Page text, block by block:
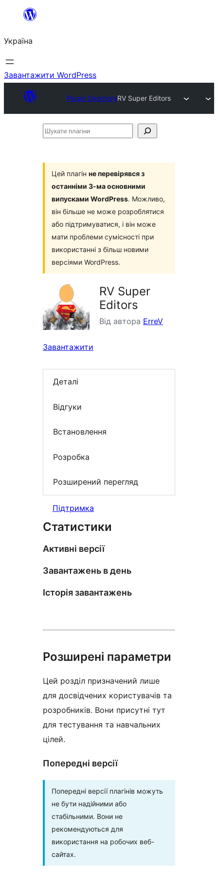
Перейти
вмісту
Україна
Завантажити WordPress
Plugin DirectoryRV Super Editors
Шукати
Цей плагін не перевірявся з
останніми 3-ма основними
випусками WordPress. Можливо,
він більше не може розроблятися
або підтримуватися, і він може
мати проблеми сумісності при
використанні з більш новими
версіями WordPress.
RV Super
Editors
Від автора ErreV
Завантажити
Деталі
Відгуки
Встановлення
Розробка
Розширений перегляд
Підтримка
Статистики
Активні версії
Завантажень в день
Історія завантажень
Розширені параметри
Цей розділ призначений лише
для досвідчених користувачів та
розробників. Вони присутні тут
для тестування та навчальних
цілей.
Попередні версії
Попередні версії плагінів можуть
не бути надійними або
стабільними. Вони не
рекомендуються для
використання на робочих веб-
сайтах.